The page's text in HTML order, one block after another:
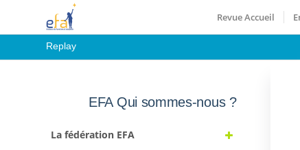
Revue Accueil
Replay
EFA Qui sommes-nous ?
La fédération EFA